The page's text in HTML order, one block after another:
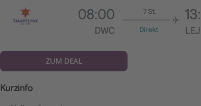
ZUM DEAL
Kurzinfo